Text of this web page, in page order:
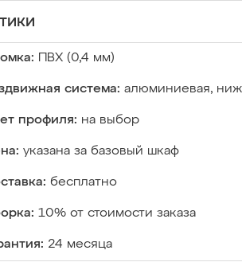
ПВХ (0,4 мм)
система: алюминиевая,
профиля: на выбор
указана за базовый шкаф
бесплатно
10% от стоимости заказа
24 месяца